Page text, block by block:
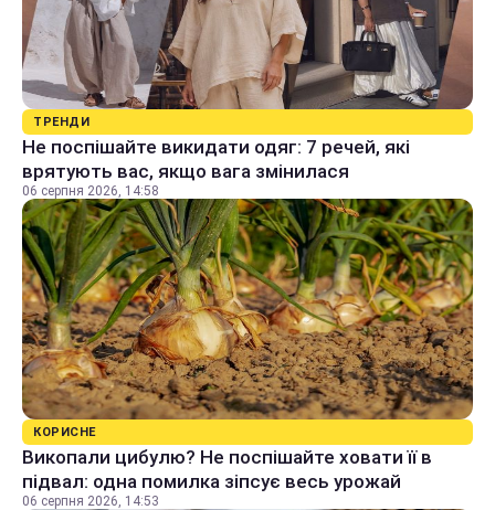
ТРЕНДИ
Не поспішайте викидати одяг: 7 речей, які
врятують вас, якщо вага змінилася
06 серпня 2026, 14:58
КОРИСНЕ
Викопали цибулю? Не поспішайте ховати її в
підвал: одна помилка зіпсує весь урожай
06 серпня 2026, 14:53